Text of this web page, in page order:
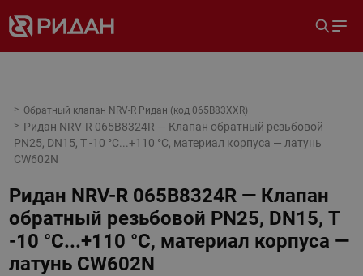
Обратный клапан NRV-R Ридан (код 065B83XXR)
Ридан NRV-R 065B8324R — Клапан обратный резьбовой
PN25, DN15, Т -10 °C...+110 °C, материал корпуса — латунь
CW602N
Ридан NRV-R 065B8324R — Клапан
обратный резьбовой PN25, DN15, Т
-10 °C...+110 °C, материал корпуса —
латунь CW602N